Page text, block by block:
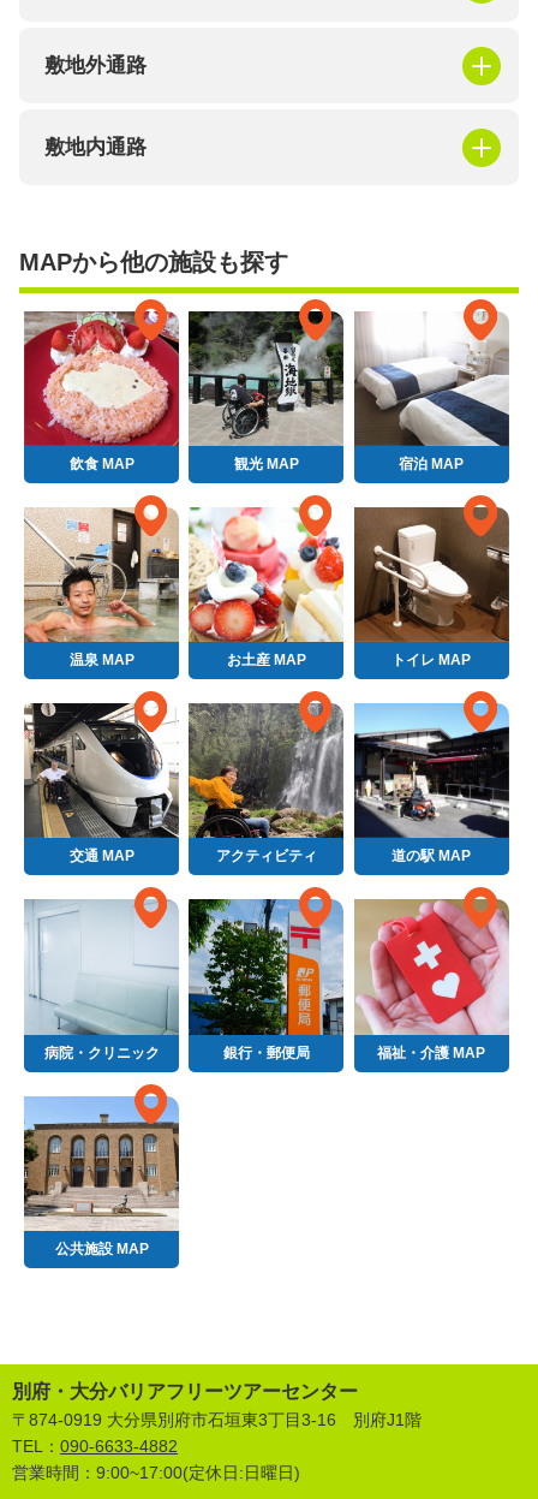
敷地外通路
敷地内通路
MAPから他の施設も探す
飲食 MAP 観光 MAP 宿泊 MAP
温泉 MAP お土産 MAP トイレ MAP
交通 MAP アクティビティ 道の駅 MAP
病院・クリニック 銀行・郵便局 福祉・介護 MAP
公共施設 MAP
別府・大分バリアフリーツアーセンター
〒874-0919 大分県別府市石垣東3丁目3-16 別府J1階
TEL： 090-6633-4882
営業時間：9:00~17:00(定休日:日曜日)